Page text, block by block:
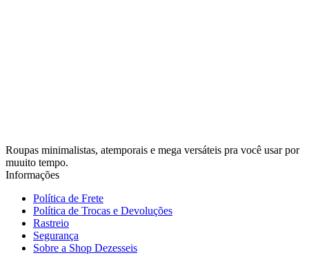
Roupas minimalistas, atemporais e mega versáteis pra você usar por
muuito tempo.
Informações
Política de Frete
Política de Trocas e Devoluções
Rastreio
Segurança
Sobre a Shop Dezesseis